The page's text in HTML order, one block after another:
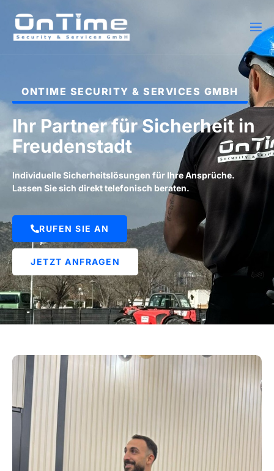
ONTIME SECURITY & SERVICES GMBH
Ihr Partner für Sicherheit in
Freudenstadt
Individuelle Sicherheitslösungen für Ihre Ansprüche.
Lassen Sie sich direkt telefonisch beraten.
RUFEN SIE AN
JETZT ANFRAGEN